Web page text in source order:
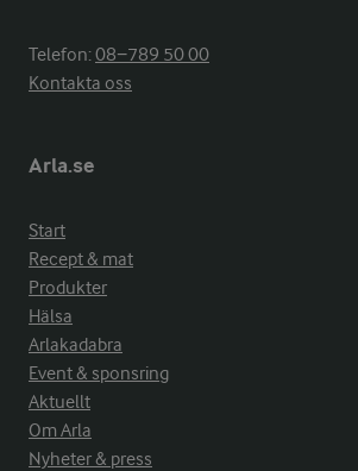
Telefon:08−789 50 00
Kontakta oss
Arla.se
Start
Recept & mat
Produkter
Hälsa
Arlakadabra
Event & sponsring
Aktuellt
Om Arla
Nyheter & press